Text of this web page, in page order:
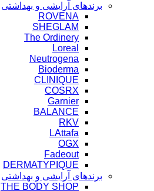
برندهای آرایشی و بهداشتی
ROVENA
SHEGLAM
The Ordinery
Loreal
Neutrogena
Bioderma
CLINIQUE
COSRX
Garnier
BALANCE
RKV
LAttafa
OGX
Fadeout
DERMATYPIQUE
برندهای آرایشی و بهداشتی
THE BODY SHOP